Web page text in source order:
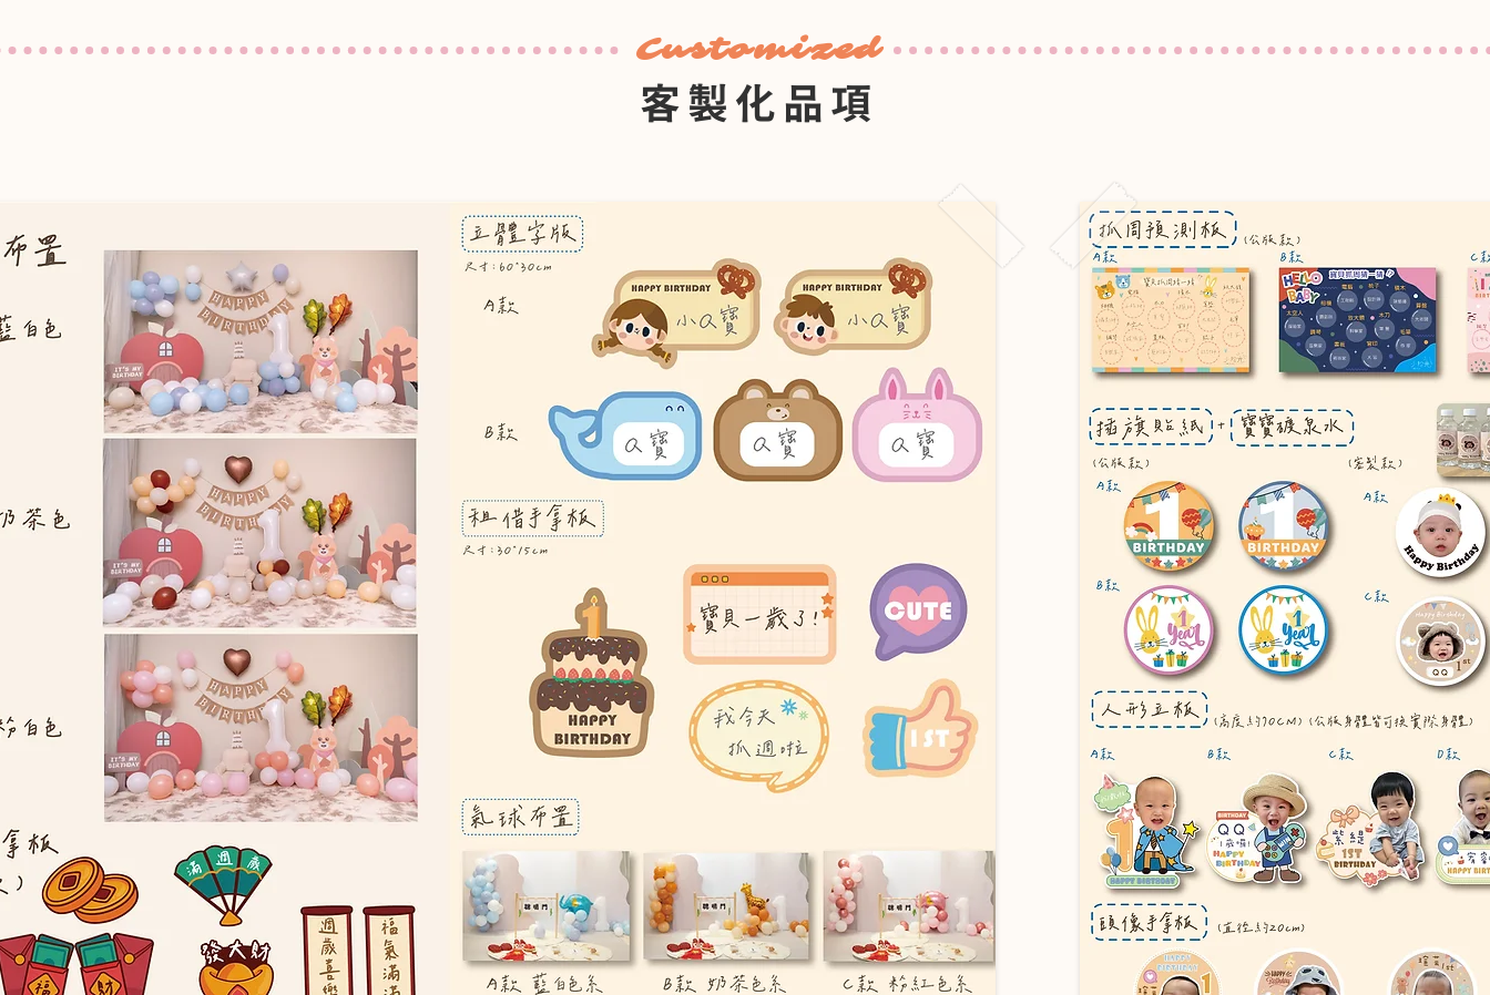
Customized
客製化品項